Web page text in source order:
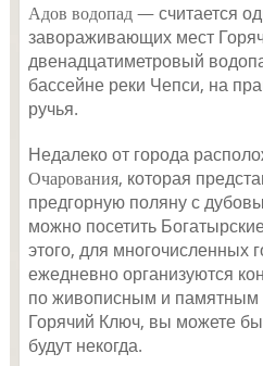
Адов водопад— считается
завораживающих мест
двенадцатиметровый
бассейне реки Чепси, на
ручья.
Недалеко от города
Очарования, которая
предгорную поляну с
можно посетить
этого, для многочисленных
ежедневно организуются
по живописным и памятным
Горячий Ключ, вы можете
будут некогда.